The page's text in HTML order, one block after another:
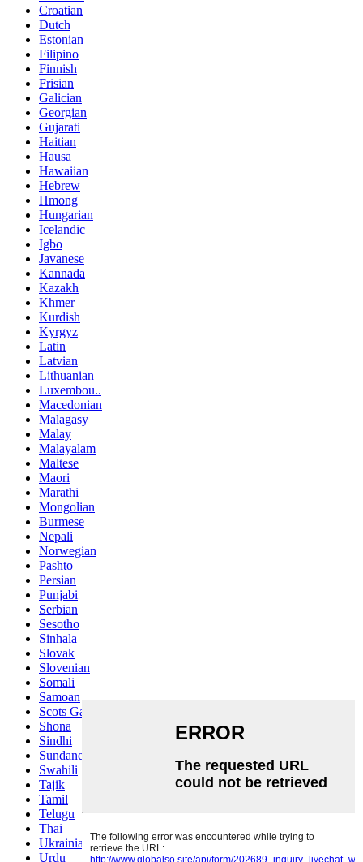
Croatian
Dutch
Estonian
Filipino
Finnish
Frisian
Galician
Georgian
Gujarati
Haitian
Hausa
Hawaiian
Hebrew
Hmong
Hungarian
Icelandic
Igbo
Javanese
Kannada
Kazakh
Khmer
Kurdish
Kyrgyz
Latin
Latvian
Lithuanian
Luxembou..
Macedonian
Malagasy
Malay
Malayalam
Maltese
Maori
Marathi
Mongolian
Burmese
Nepali
Norwegian
Pashto
Persian
Punjabi
Serbian
Sesotho
Sinhala
Slovak
Slovenian
Somali
Samoan
Scots Gaelic
Shona
Sindhi
Sundanese
Swahili
Tajik
Tamil
Telugu
Thai
Ukrainian
Urdu